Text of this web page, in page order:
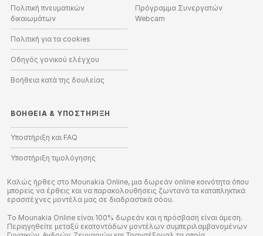
Πολιτική πνευματικών
δικαιωμάτων
Πολιτική για τα cookies
Οδηγός γονικού ελέγχου
Βοήθεια κατά της δουλείας
Πρόγραμμα Συνεργατών
Webcam
ΒΟΉΘΕΙΑ & ΥΠΟΣΤΉΡΙΞΗ
Υποστήριξη και FAQ
Υποστήριξη τιμολόγησης
Καλώς ήρθες στο Mounakia Online, μια δωρεάν online κοινότητα όπου
μπορείς να έρθεις και να παρακολουθήσεις ζωντανά τα καταπληκτικά
ερασιτέχνες μοντέλα μας σε διαδραστικά σόου.
Το Mounakia Online είναι 100% δωρεάν και η πρόσβαση είναι άμεση.
Περιηγηθείτε μεταξύ εκατοντάδων μοντέλων συμπεριλαμβανομένων